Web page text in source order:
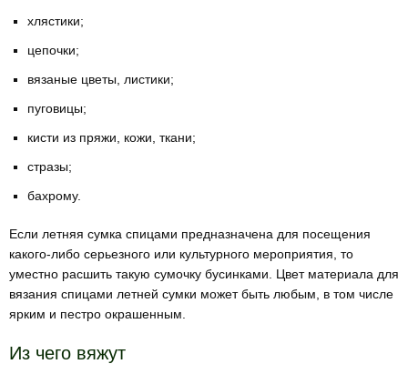
хлястики;
цепочки;
вязаные цветы, листики;
пуговицы;
кисти из пряжи, кожи, ткани;
стразы;
бахрому.
Если летняя сумка спицами предназначена для посещения
какого-либо серьезного или культурного мероприятия, то
уместно расшить такую сумочку бусинками. Цвет материала для
вязания спицами летней сумки может быть любым, в том числе
ярким и пестро окрашенным.
Из чего вяжут